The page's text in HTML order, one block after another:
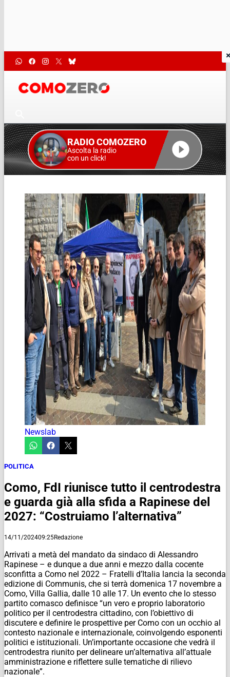
RADIO COMOZERO
Ascolta la radio
con un click!
Newslab
POLITICA
Como, FdI riunisce tutto il centrodestra
e guarda già alla sfida a Rapinese del
2027: “Costruiamo l’alternativa”
14/11/202409:25Redazione
Arrivati a metà del mandato da sindaco di Alessandro
Rapinese – e dunque a due anni e mezzo dalla cocente
sconfitta a Como nel 2022 – Fratelli d’Italia lancia la seconda
edizione di Communis, che si terrà domenica 17 novembre a
Como, Villa Gallia, dalle 10 alle 17. Un evento che lo stesso
partito comasco definisce “un vero e proprio laboratorio
politico per il centrodestra cittadino, con l’obiettivo di
discutere e definire le prospettive per Como con un occhio al
contesto nazionale e internazionale, coinvolgendo esponenti
politici e istituzionali. Un’importante occasione che vedrà il
centrodestra riunito per delineare un’alternativa all’attuale
amministrazione e riflettere sulle tematiche di rilievo
nazionale”.